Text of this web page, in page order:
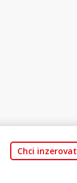
Chci inzerovat